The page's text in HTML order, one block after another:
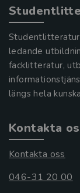
Studentlitteratur
ledande
facklitteratur,
längs hela
Kontakta
Kontakta oss
046-31 20 00